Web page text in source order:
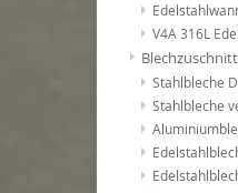
V4A 316L
Stahlbleche
Stahlbleche